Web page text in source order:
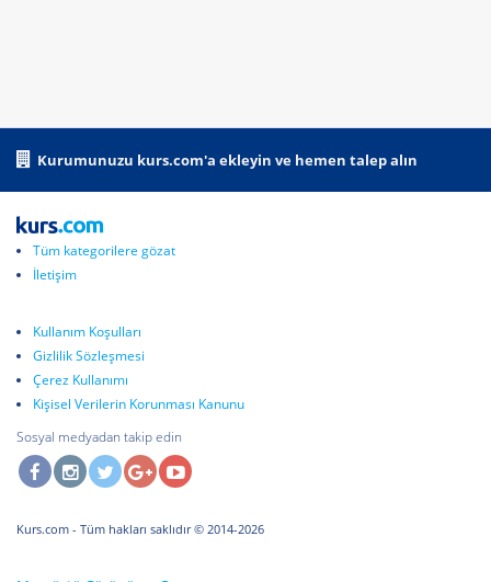
Kurumunuzu kurs.com'a ekleyin ve hemen talep alın
Tüm kategorilere gözat
İletişim
Kullanım Koşulları
Gizlilik Sözleşmesi
Çerez Kullanımı
Kişisel Verilerin Korunması Kanunu
Sosyal medyadan takip edin
Kurs.com - Tüm hakları saklıdır © 2014-2026